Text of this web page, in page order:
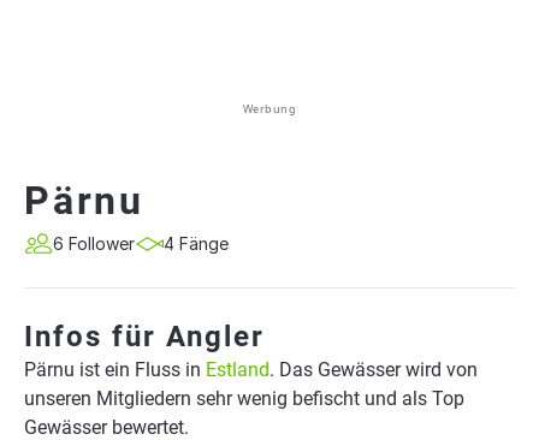
Werbung
Pärnu
6 Follower 4 Fänge
Infos für Angler
Pärnu ist ein Fluss in Estland. Das Gewässer wird von
unseren Mitgliedern sehr wenig befischt und als Top
Gewässer bewertet.